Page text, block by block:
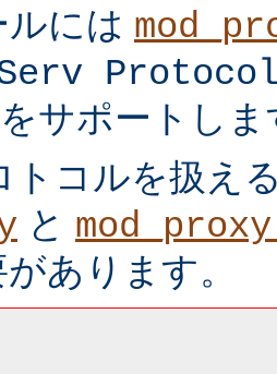
には
サポートしま
トコルを扱え
と
あります。